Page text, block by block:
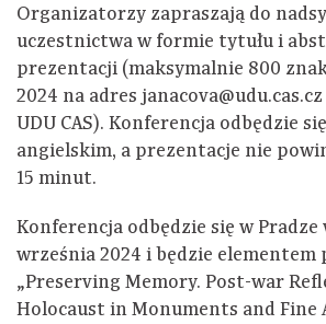
Organizatorzy zapraszają do
uczestnictwa w formie tytułu i
prezentacji (maksymalnie 800
2024 na adres
UDU CAS). Konferencja odbędzie
angielskim, a prezentacje nie
15 minut.
Konferencja odbędzie się w Pradze
września 2024 i będzie
„Preserving Memory. Post-war
Holocaust in Monuments and Fine